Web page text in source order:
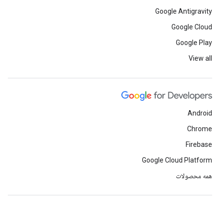
Google Antigravity
Google Cloud
Google Play
View all
Android
Chrome
Firebase
Google Cloud Platform
همه محصولات